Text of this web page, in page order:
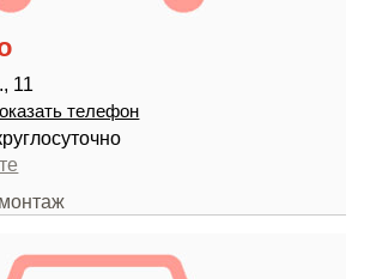
11
телефон